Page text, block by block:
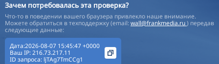
Зачем потребовалась эта проверка?
Что-то в поведении вашего браузера привлекло наше внимание.
Можете обратиться в техподдержку (email:wall@frankmedia.ru) передав
следующие данные:
Дата:2026-08-07 15:45:47 +0000
Ваш IP:216.73.217.11
ID запроса: ljTAg7TmCCg1